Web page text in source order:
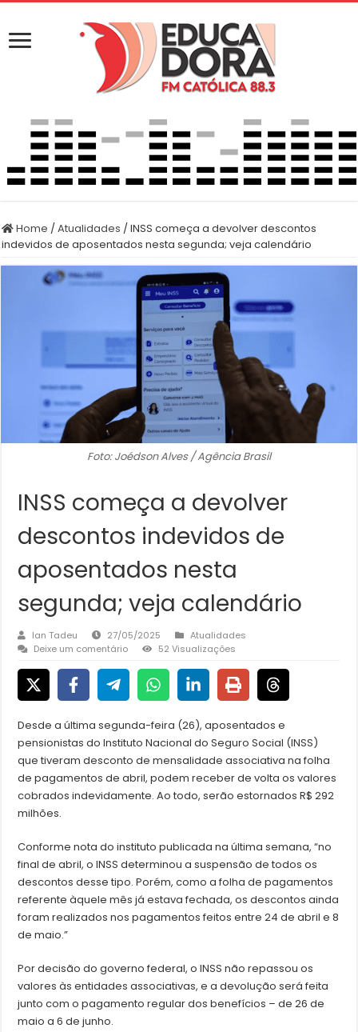
Home /Atualidades /INSS começa a devolver descontos
indevidos de aposentados nesta segunda; veja calendário
Foto: Joédson Alves / Agência Brasil
INSS começa a devolver
descontos indevidos de
aposentados nesta
segunda; veja calendário
Ian Tadeu 27/05/2025
Atualidades
Deixe um comentário
52 Visualizações
Desde a última segunda-feira (26), aposentados e
pensionistas do Instituto Nacional do Seguro Social (INSS)
que tiveram desconto de mensalidade associativa na folha
de pagamentos de abril, podem receber de volta os valores
cobrados indevidamente. Ao todo, serão estornados R$ 292
milhões.
Conforme nota do instituto publicada na última semana, “no
final de abril, o INSS determinou a suspensão de todos os
descontos desse tipo. Porém, como a folha de pagamentos
referente àquele mês já estava fechada, os descontos ainda
foram realizados nos pagamentos feitos entre 24 de abril e 8
de maio.”
Por decisão do governo federal, o INSS não repassou os
valores às entidades associativas, e a devolução será feita
junto com o pagamento regular dos benefícios – de 26 de
maio a 6 de junho.